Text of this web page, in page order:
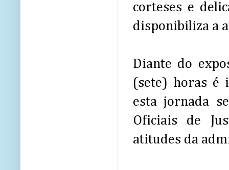
corteses e
disponibiliza a
Diante do
(sete) horas é
esta jornada
Oficiais de
atitudes da